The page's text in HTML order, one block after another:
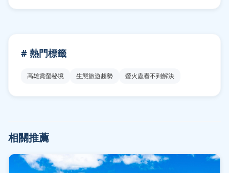
# 熱門標籤
高雄賞螢秘境 生態旅遊趨勢 螢火蟲看不到解決
相關推薦